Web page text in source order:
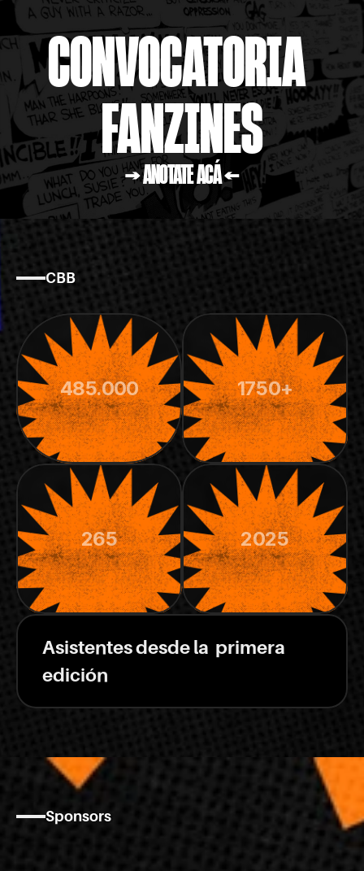
CONVOCATORIA
FANZINES
→ ANOTATE ACÁ ←
CBB
crackennúmeros
485.000 1750+
265 2025
Asistentes desde la  primera
edición
Sponsors